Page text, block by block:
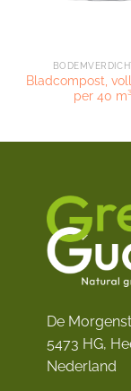
Bladcompost,
per 40 m³
De
5473 HG,
Nederland